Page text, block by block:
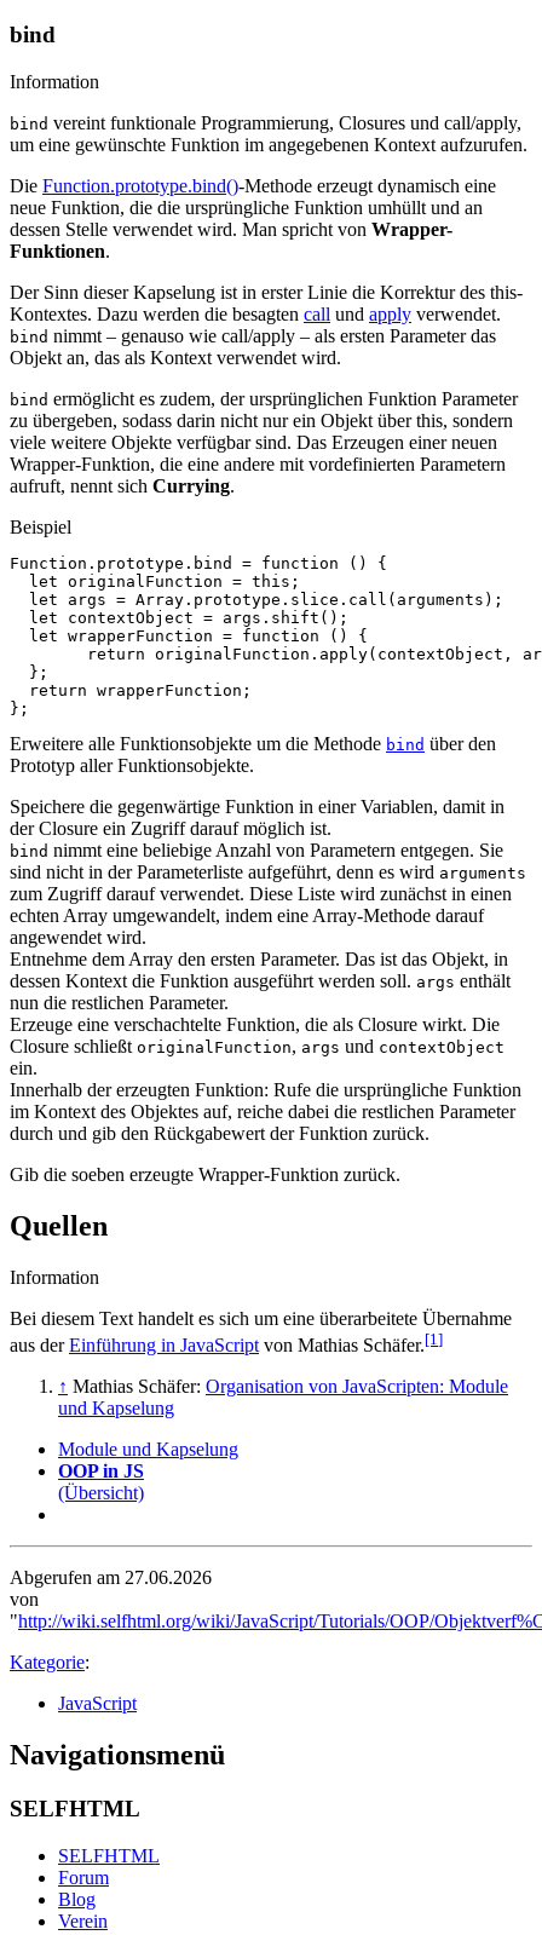
bind
Information
bind vereint funktionale Programmierung, Closures und call/apply,
um eine gewünschte Funktion im angegebenen Kontext aufzurufen.
Die Function.prototype.bind()-Methode erzeugt dynamisch eine
neue Funktion, die die ursprüngliche Funktion umhüllt und an
dessen Stelle verwendet wird. Man spricht von Wrapper-
Funktionen.
Der Sinn dieser Kapselung ist in erster Linie die Korrektur des this-
Kontextes. Dazu werden die besagten call und apply verwendet.
bind nimmt – genauso wie call/apply – als ersten Parameter das
Objekt an, das als Kontext verwendet wird.
bind ermöglicht es zudem, der ursprünglichen Funktion Parameter
zu übergeben, sodass darin nicht nur ein Objekt über this, sondern
viele weitere Objekte verfügbar sind. Das Erzeugen einer neuen
Wrapper-Funktion, die eine andere mit vordefinierten Parametern
aufruft, nennt sich Currying.
Beispiel
Function . prototype . bind = function ()
{
let originalFunction = this ;
let
args = Array . prototype . slice . call ( arguments );
let
contextObject = args . shift ();
let wrapperFunction = function ()
{
return originalFunction . apply( contextObject ,
};
return wrapperFunction ;
};
Erweitere alle Funktionsobjekte um die Methode bind über den
Prototyp aller Funktionsobjekte.
Speichere die gegenwärtige Funktion in einer Variablen, damit in
der Closure ein Zugriff darauf möglich ist.
bind nimmt eine beliebige Anzahl von Parametern entgegen. Sie
sind nicht in der Parameterliste aufgeführt, denn es wird arguments
zum Zugriff darauf verwendet. Diese Liste wird zunächst in einen
echten Array umgewandelt, indem eine Array-Methode darauf
angewendet wird.
Entnehme dem Array den ersten Parameter. Das ist das Objekt, in
dessen Kontext die Funktion ausgeführt werden soll. args enthält
nun die restlichen Parameter.
Erzeuge eine verschachtelte Funktion, die als Closure wirkt. Die
Closure schließt originalFunction, args und contextObject
ein.
Innerhalb der erzeugten Funktion: Rufe die ursprüngliche Funktion
im Kontext des Objektes auf, reiche dabei die restlichen Parameter
durch und gib den Rückgabewert der Funktion zurück.
Gib die soeben erzeugte Wrapper-Funktion zurück.
Quellen
Information
Bei diesem Text handelt es sich um eine überarbeitete Übernahme
aus derEinführung in JavaScript von Mathias Schäfer.[1 ]
↑ Mathias Schäfer: Organisation von JavaScripten: Module
und Kapselung
Module und Kapselung
OOP in JS
(Übersicht)
Abgerufen am 27.06.2026
von
"http://wiki.selfhtml.org/wiki/JavaScript/Tutorials/OOP/
Kategorie:
JavaScript
Navigationsmenü
SELFHTML
SELFHTML
Forum
Blog
Verein